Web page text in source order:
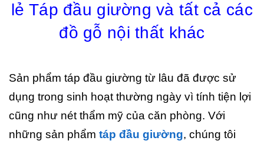
lẻ Táp đầu giường và tất cả các
đồ gỗ nội thất khác
Sản phẩm táp đầu giường từ lâu đã được sử
dụng trong sinh hoạt thường ngày vì tính tiện lợi
cũng như nét thẩm mỹ của căn phòng. Với
những sản phẩm táp đầu giường, chúng tôi